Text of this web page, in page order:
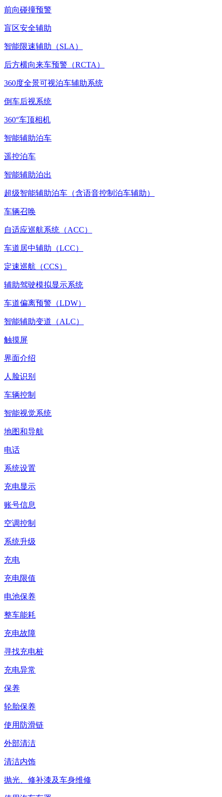
前向碰撞预警
盲区安全辅助
智能限速辅助（SLA）
后方横向来车预警（RCTA）
360度全景可视泊车辅助系统
倒车后视系统
360°车顶相机
智能辅助泊车
遥控泊车
智能辅助泊出
超级智能辅助泊车（含语音控制泊车辅助）
车辆召唤
自适应巡航系统（ACC）
车道居中辅助（LCC）
定速巡航（CCS）
辅助驾驶模拟显示系统
车道偏离预警（LDW）
智能辅助变道（ALC）
触摸屏
界面介绍
人脸识别
车辆控制
智能视觉系统
地图和导航
电话
系统设置
充电显示
账号信息
空调控制
系统升级
充电
充电限值
电池保养
整车能耗
充电故障
寻找充电桩
充电异常
保养
轮胎保养
使用防滑链
外部清洁
清洁内饰
抛光、修补漆及车身维修